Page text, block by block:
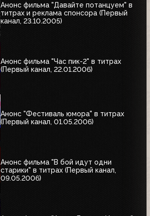
Анонс фильма "Давайте потанцуем" в
титрах и реклама спонсора (Первый
канал, 23.10.2005)
Анонс фильма "Час пик-2" в титрах
(Первый канал, 22.01.2006)
Анонс "Фестиваль юмора" в титрах
(Первый канал, 01.05.2006)
Анонс фильма "В бой идут одни
старики" в титрах (Первый канал,
09.05.2006)